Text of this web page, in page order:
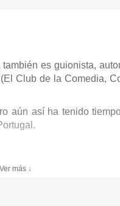
es guionista,
Club de la Comedia,
aún así ha tenido
más ↓